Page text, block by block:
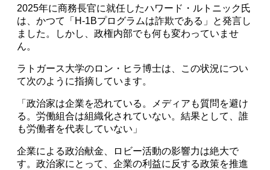
2025年に商務長官に就任したハワード・ルトニック氏
は、かつて「H-1Bプログラムは詐欺である」と発言し
ました。しかし、政権内部でも何も変わっていませ
ん。
ラトガース大学のロン・ヒラ博士は、この状況につい
て次のように指摘しています。
「政治家は企業を恐れている。メディアも質問を避け
る。労働組合は組織化されていない。結果として、誰
も労働者を代表していない」
企業による政治献金、ロビー活動の影響力は絶大で
す。政治家にとって、企業の利益に反する政策を推進